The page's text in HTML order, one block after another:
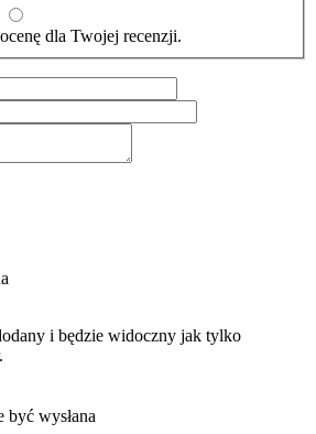
dla Twojej recenzji.
i będzie widoczny jak tylko
być wysłana